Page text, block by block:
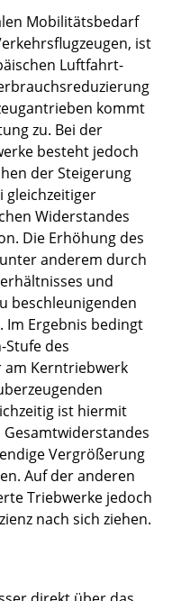
Mobilitätsbedarf
ist
Luftfahrt-
kommt
zu. Bei der
besteht jedoch
der Steigerung
gleichzeitiger
Widerstandes
Die Erhöhung des
anderem durch
und
beschleunigenden
Ergebnis bedingt
Stufe des
am Kerntriebwerk
ist hiermit
Vergrößerung
Auf der anderen
Triebwerke jedoch
nach sich ziehen.